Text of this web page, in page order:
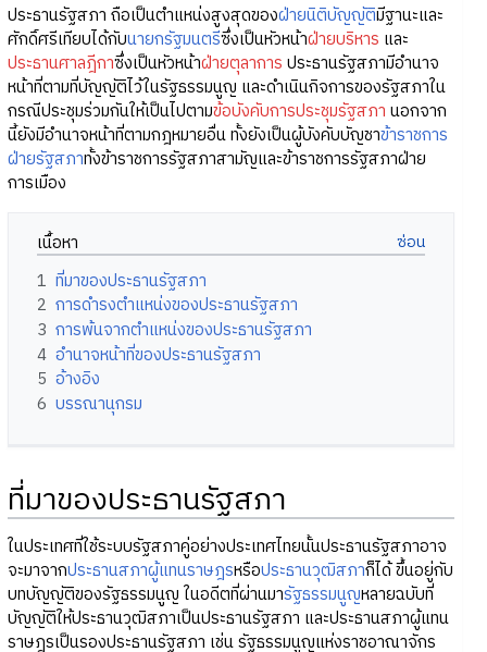
ประธานรัฐสภา ถือเป็นตำแหน่งสูงสุดของฝ่ายนิติบัญญัติมีฐานะและ
ศักดิ์ศรีเทียบได้กับนายกรัฐมนตรีซึ่งเป็นหัวหน้าฝ่ายบริหาร และ
ประธานศาลฎีกาซึ่งเป็นหัวหน้าฝ่ายตุลาการ ประธานรัฐสภามีอำนาจ
หน้าที่ตามที่บัญญัติไว้ในรัฐธรรมนูญ และดำเนินกิจการของรัฐสภาใน
กรณีประชุมร่วมกันให้เป็นไปตามข้อบังคับการประชุมรัฐสภา นอกจาก
นี้ยังมีอำนาจหน้าที่ตามกฎหมายอื่น ทั้งยังเป็นผู้บังคับบัญชาข้าราชการ
ฝ่ายรัฐสภาทั้งข้าราชการรัฐสภาสามัญและข้าราชการรัฐสภาฝ่าย
การเมือง
เนื้อหา
1 ที่มาของประธานรัฐสภา
2 การดำรงตำแหน่งของประธานรัฐสภา
3 การพ้นจากตำแหน่งของประธานรัฐสภา
4 อำนาจหน้าที่ของประธานรัฐสภา
5 อ้างอิง
6 บรรณานุกรม
ที่มาของประธานรัฐสภา
ในประเทศที่ใช้ระบบรัฐสภาคู่อย่างประเทศไทยนั้นประธานรัฐสภาอาจ
จะมาจากประธานสภาผู้แทนราษฎรหรือประธานวุฒิสภาก็ได้ ขึ้นอยู่กับ
บทบัญญัติของรัฐธรรมนูญ ในอดีตที่ผ่านมารัฐธรรมนูญหลายฉบับที่
บัญญัติให้ประธานวุฒิสภาเป็นประธานรัฐสภา และประธานสภาผู้แทน
ราษฎรเป็นรองประธานรัฐสภา เช่น รัฐธรรมนูญแห่งราชอาณาจักร